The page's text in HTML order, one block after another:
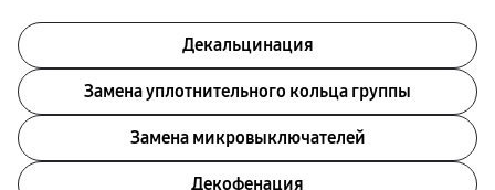
Декальцинация
Замена уплотнительного кольца группы
Замена микровыключателей
Декофенация